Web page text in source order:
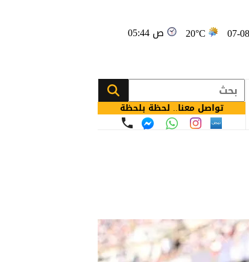
20°C 05:44 ص
تواصل معنا.. لحظة بلحظة